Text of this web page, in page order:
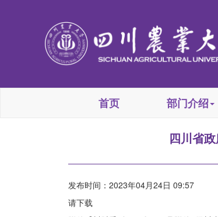
首页 部门介绍
四川省
发布时间：2023年04月24日 09:57
请下载